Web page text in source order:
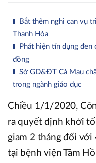
Bắt thêm nghi can vụ
Thanh Hóa
Phát hiện tín dụng
đồng
Sở GD&ĐT Cà Mau
trong ngành giáo dục
Chiều 1/1/2020,
ra quyết định khởi
giam 2 tháng đối
tại bệnh viện Tâm